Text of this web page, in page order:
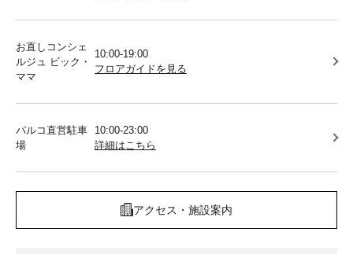
お直しコンシェ
ルジュ ビック・
ママ
10:00-19:00
フロアガイドを見る
パルコ直営駐車
場
10:00-23:00
詳細はこちら
アクセス・施設案内